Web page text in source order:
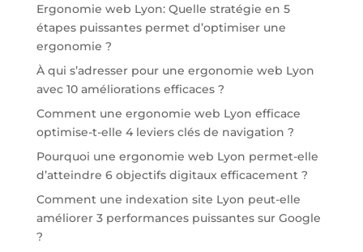
Ergonomie web Lyon: Quelle stratégie en 5
étapes puissantes permet d’optimiser une
ergonomie ?
À qui s’adresser pour une ergonomie web Lyon
avec 10 améliorations efficaces ?
Comment une ergonomie web Lyon efficace
optimise-t-elle 4 leviers clés de navigation ?
Pourquoi une ergonomie web Lyon permet-elle
d’atteindre 6 objectifs digitaux efficacement ?
Comment une indexation site Lyon peut-elle
améliorer 3 performances puissantes sur Google
?